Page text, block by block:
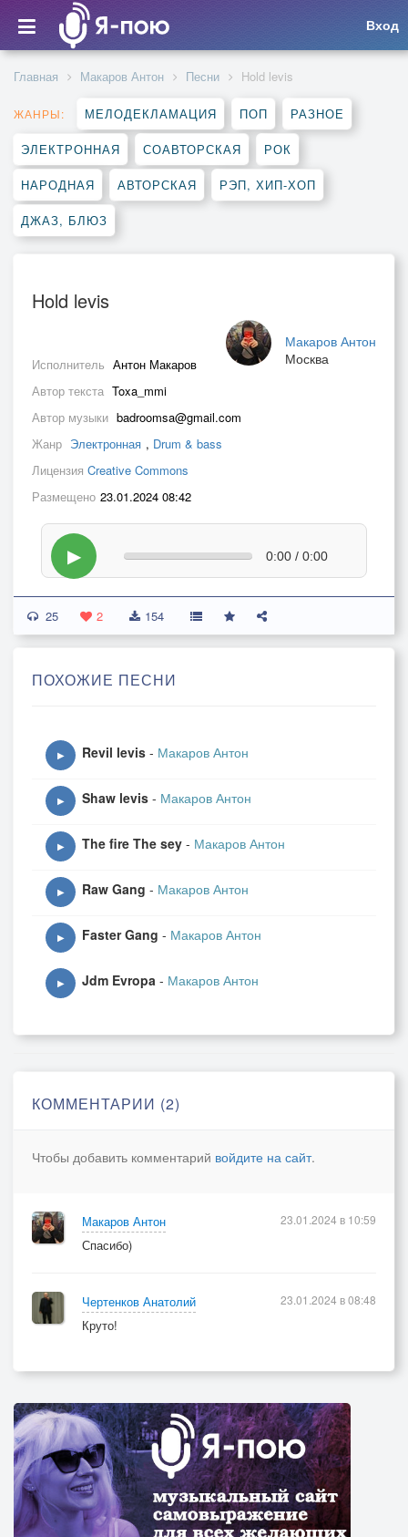
Вход
Главная Макаров Антон Песни Hold levis
ЖАНРЫ: МЕЛОДЕКЛАМАЦИЯ ПОП РАЗНОЕ
ЭЛЕКТРОННАЯ СОАВТОРСКАЯ РОК
НАРОДНАЯ АВТОРСКАЯ РЭП, ХИП-ХОП
ДЖАЗ, БЛЮЗ
Hold levis
Макаров Антон
Москва
Исполнитель Антон Макаров
Автор текста Toxa_mmi
Автор музыки badroomsa@gmail.com
Жанр Электронная , Drum & bass
Лицензия Creative Commons
Размещено 23.01.2024 08:42
▶ 0:00 / 0:00
25 2 154
ПОХОЖИЕ ПЕСНИ
▶ Revil levis - Макаров Антон
▶ Shaw levis - Макаров Антон
▶ The fire The sey - Макаров Антон
▶ Raw Gang - Макаров Антон
▶ Faster Gang - Макаров Антон
▶ Jdm Evropa - Макаров Антон
КОММЕНТАРИИ (2)
Чтобы добавить комментарий войдите на сайт.
Макаров Антон
Спасибо)
23.01.2024 в 10:59
Чертенков Анатолий
Круто!
23.01.2024 в 08:48